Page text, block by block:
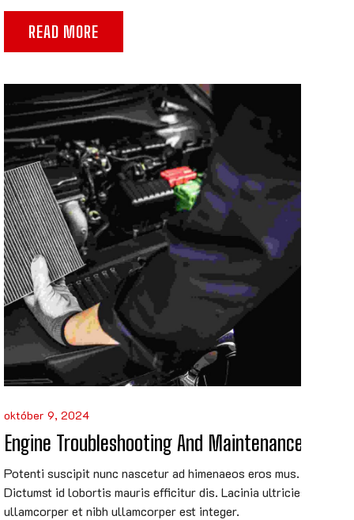
READ MORE
október 9, 2024
Engine Troubleshooting And Maintenance
Potenti suscipit nunc nascetur ad himenaeos eros mus.
Dictumst id lobortis mauris efficitur dis. Lacinia ultricies
ullamcorper et nibh ullamcorper est integer.